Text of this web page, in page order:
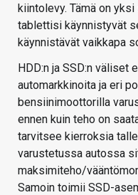
kiintolevy. Tämä on
tablettisi käynnistyvät
käynnistävät vaikkapa
HDD:n ja SSD:n väliset
automarkkinoita ja eri
bensiinimoottorilla
ennen kuin teho on
tarvitsee kierroksia
varustetussa autossa
maksimiteho/
Samoin toimii SSD-